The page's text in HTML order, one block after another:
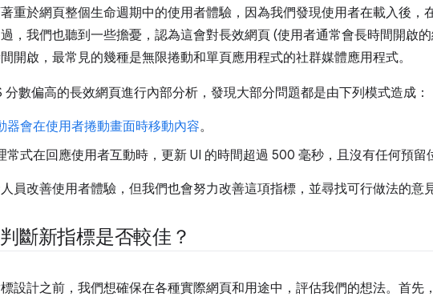
重於網頁整個生命週期中的使用者體驗，因為我們發現使用者在載入後，
，我們也聽到一些擔憂，認為這會對長效網頁 (使用者通常會長時間開啟
開啟，最常見的幾種是無限捲動和單頁應用程式的社群媒體應用程式。
分數偏高的長效網頁進行內部分析，發現大部分問題都是由下列模式造成：
器會在使用者捲動畫面時移動內容。
常式在回應使用者互動時，更新 UI 的時間超過 500 毫秒，且沒有任何預留
員改善使用者體驗，但我們也會努力改善這項指標，並尋找可行做法的意見
斷新指標是否較佳？
設計之前，我們想確保在各種實際網頁和用途中，評估我們的想法。首先